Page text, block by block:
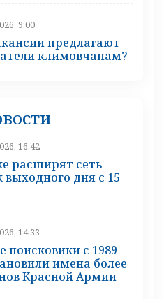
9:00
предлагают
климовчанам?
16:42
расширят сеть
дня с 15
14:33
поисковики с 1989
имена более
Красной Армии